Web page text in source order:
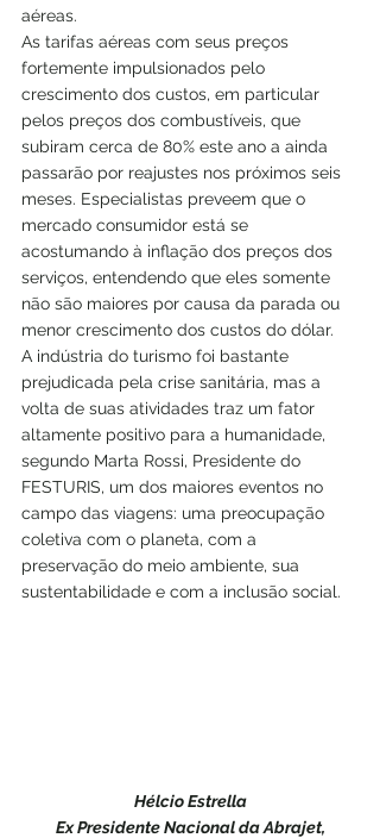
aéreas.
As tarifas aéreas com seus preços
fortemente impulsionados pelo
crescimento dos custos, em particular
pelos preços dos combustíveis, que
subiram cerca de 80% este ano a ainda
passarão por reajustes nos próximos seis
meses. Especialistas preveem que o
mercado consumidor está se
acostumando à inflação dos preços dos
serviços, entendendo que eles somente
não são maiores por causa da parada ou
menor crescimento dos custos do dólar.
A indústria do turismo foi bastante
prejudicada pela crise sanitária, mas a
volta de suas atividades traz um fator
altamente positivo para a humanidade,
segundo Marta Rossi, Presidente do
FESTURIS, um dos maiores eventos no
campo das viagens: uma preocupação
coletiva com o planeta, com a
preservação do meio ambiente, sua
sustentabilidade e com a inclusão social.
Hélcio Estrella
Ex Presidente Nacional da Abrajet,